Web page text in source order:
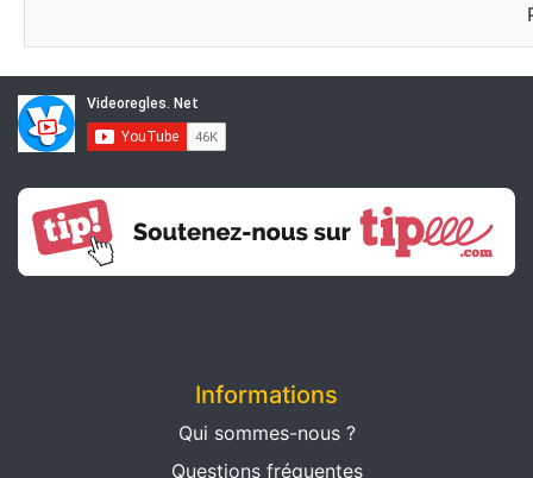
Informations
Qui sommes-nous ?
Questions fréquentes